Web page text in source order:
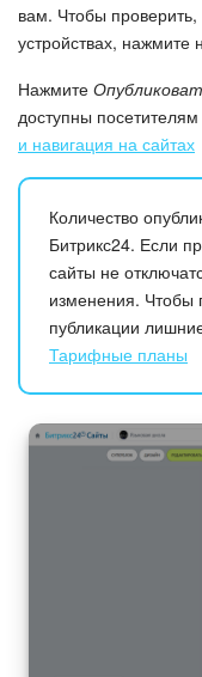
вам. Чтобы проверить,
устройствах, нажмите
Нажмите
доступны посетителям
и навигация на сайтах
Количество
Битрикс24. Если
сайты не
изменения. Чтобы
публикации
Тарифные планы